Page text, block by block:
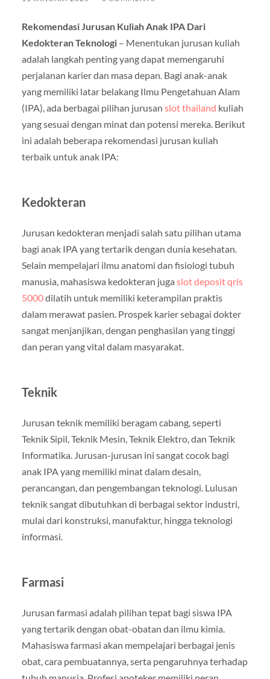
Rekomendasi Jurusan Kuliah Anak IPA Dari
Kedokteran Teknologi– Menentukan jurusan kuliah
adalah langkah penting yang dapat memengaruhi
perjalanan karier dan masa depan. Bagi anak-anak
yang memiliki latar belakang Ilmu Pengetahuan Alam
(IPA), ada berbagai pilihan jurusan slot thailand kuliah
yang sesuai dengan minat dan potensi mereka. Berikut
ini adalah beberapa rekomendasi jurusan kuliah
terbaik untuk anak IPA:
Kedokteran
Jurusan kedokteran menjadi salah satu pilihan utama
bagi anak IPA yang tertarik dengan dunia kesehatan.
Selain mempelajari ilmu anatomi dan fisiologi tubuh
manusia, mahasiswa kedokteran juga slot deposit qris
5000dilatih untuk memiliki keterampilan praktis
dalam merawat pasien. Prospek karier sebagai dokter
sangat menjanjikan, dengan penghasilan yang tinggi
dan peran yang vital dalam masyarakat.
Teknik
Jurusan teknik memiliki beragam cabang, seperti
Teknik Sipil, Teknik Mesin, Teknik Elektro, dan Teknik
Informatika. Jurusan-jurusan ini sangat cocok bagi
anak IPA yang memiliki minat dalam desain,
perancangan, dan pengembangan teknologi. Lulusan
teknik sangat dibutuhkan di berbagai sektor industri,
mulai dari konstruksi, manufaktur, hingga teknologi
informasi.
Farmasi
Jurusan farmasi adalah pilihan tepat bagi siswa IPA
yang tertarik dengan obat-obatan dan ilmu kimia.
Mahasiswa farmasi akan mempelajari berbagai jenis
obat, cara pembuatannya, serta pengaruhnya terhadap